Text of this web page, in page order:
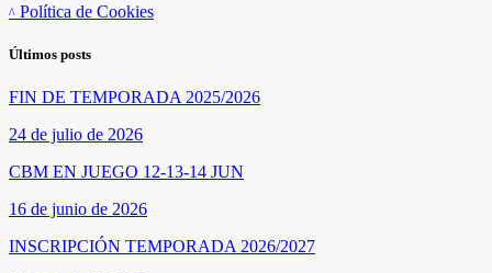
Política de Cookies
Últimos posts
FIN DE TEMPORADA 2025/2026
24 de julio de 2026
CBM EN JUEGO 12-13-14 JUN
16 de junio de 2026
INSCRIPCIÓN TEMPORADA 2026/2027